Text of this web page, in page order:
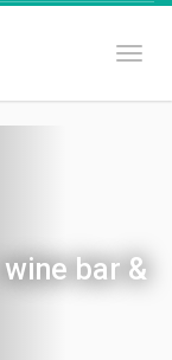
bar &